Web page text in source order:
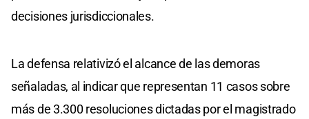
decisiones jurisdiccionales.
La defensa relativizó el alcance de las demoras
señaladas, al indicar que representan 11 casos sobre
más de 3.300 resoluciones dictadas por el magistrado